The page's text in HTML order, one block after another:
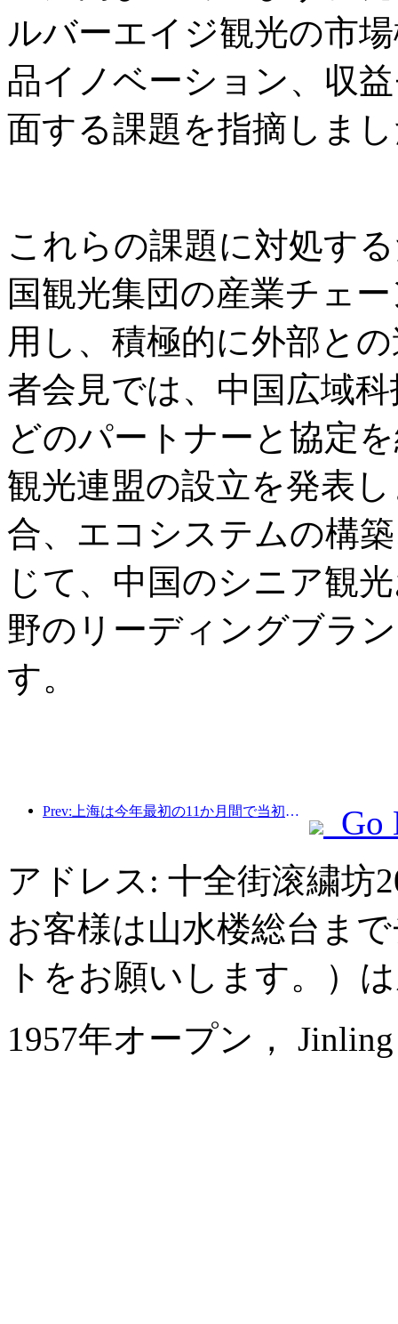
ルバーエイジ観光の市
品イノベーション、収
面する課題を指摘しま
これらの課題に対処す
国観光集団の産業チェ
用し、積極的に外部と
者会見では、中国広域
どのパートナーと協定
観光連盟の設立を発表
合、エコシステムの構
じて、中国のシニア観
野のリーディングブラ
す。
Prev:上海は今年最初の11か月間で当初の予想を上回る828万2千人の観光客を受け入れた。
Go
アドレス: 十全街滚繍坊
お客様は山水楼総台ま
トをお願いします。）
1957年オープン，